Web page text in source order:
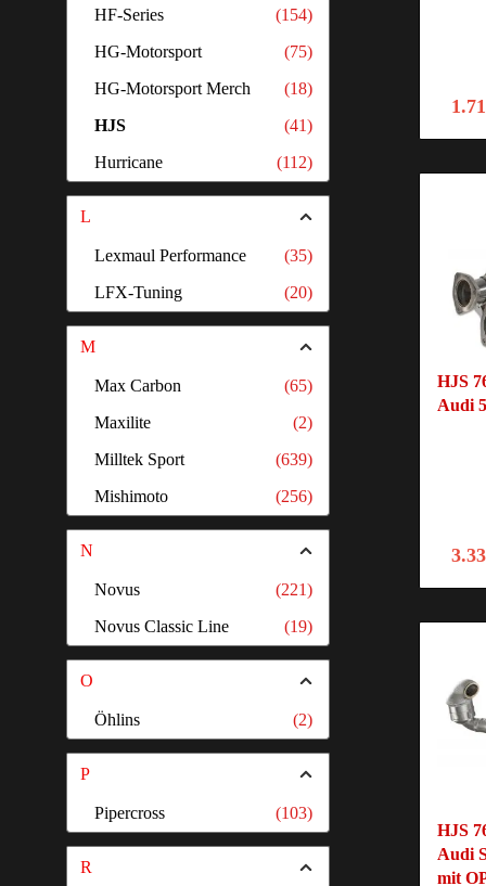
(154)
HF-Series
(75)
HG-Motorsport
(18)
HG-Motorsport Merch
(41)
HJS
(112)
Hurricane
L
(35)
Lexmaul Performance
(20)
LFX-Tuning
M
(65)
Max Carbon
(2)
Maxilite
(639)
Milltek Sport
(256)
Mishimoto
N
(221)
Novus
(19)
Novus Classic Line
O
(2)
Öhlins
P
(103)
Pipercross
R
HJS
Audi
HJS
Audi
mit